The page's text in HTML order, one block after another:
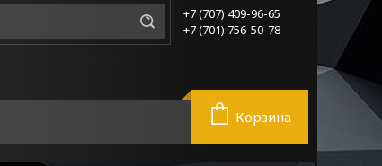
+7 (707) 409-96-65
+7 (701) 756-50-78
Корзина